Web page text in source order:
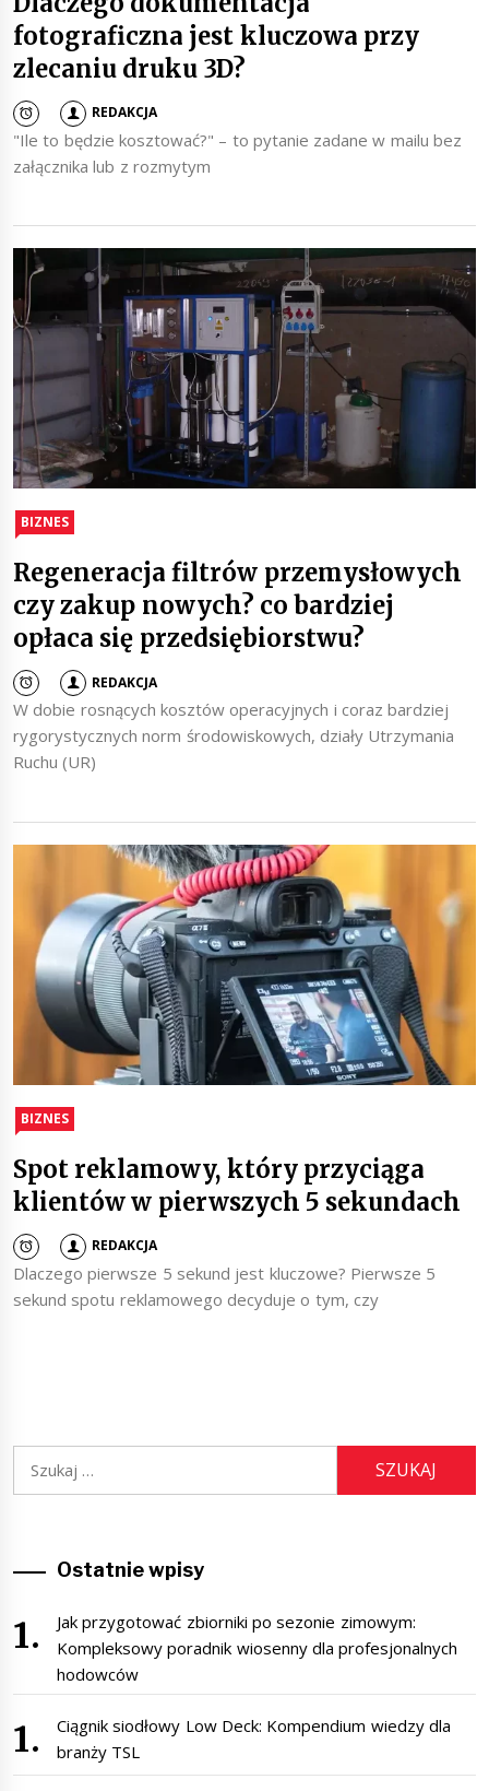
fotograficzna jest kluczowa przy
zlecaniu druku 3D?
REDAKCJA
"Ile to będzie kosztować?" – to pytanie zadane w mailu bez
załącznika lub z rozmytym
BIZNES
Regeneracja filtrów przemysłowych
czy zakup nowych? co bardziej
opłaca się przedsiębiorstwu?
REDAKCJA
W dobie rosnących kosztów operacyjnych i coraz bardziej
rygorystycznych norm środowiskowych, działy Utrzymania
Ruchu (UR)
BIZNES
Spot reklamowy, który przyciąga
klientów w pierwszych 5 sekundach
REDAKCJA
Dlaczego pierwsze 5 sekund jest kluczowe? Pierwsze 5
sekund spotu reklamowego decyduje o tym, czy
Szukaj:
Ostatnie wpisy
Jak przygotować zbiorniki po sezonie zimowym:
Kompleksowy poradnik wiosenny dla profesjonalnych
hodowców
Ciągnik siodłowy Low Deck: Kompendium wiedzy dla
branży TSL